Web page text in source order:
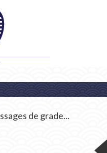
de grade...